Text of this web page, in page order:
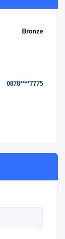
Bronze
0878****7775